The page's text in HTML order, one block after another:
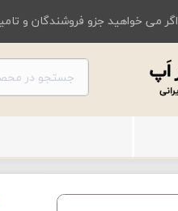
اگر می خواهید جزو فروشندگان و